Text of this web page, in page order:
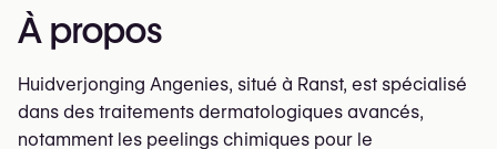
À propos
Huidverjonging Angenies, situé à Ranst, est spécialisé
dans des traitements dermatologiques avancés,
notamment les peelings chimiques pour le